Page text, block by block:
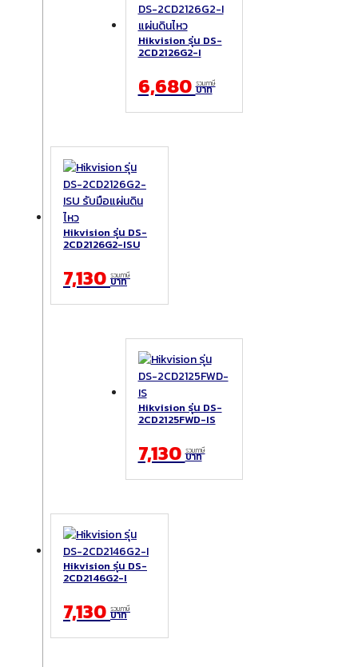
Hikvision รุ่น DS-
2CD2126G2-I
6,680รวมภาษี
บาท
Hikvision รุ่น DS-
2CD2126G2-ISU
7,130 รวมภาษี
บาท
Hikvision รุ่น DS-
2CD2125FWD-IS
7,130รวมภาษี
บาท
Hikvision รุ่น DS-
2CD2146G2-I
7,130 รวมภาษี
บาท